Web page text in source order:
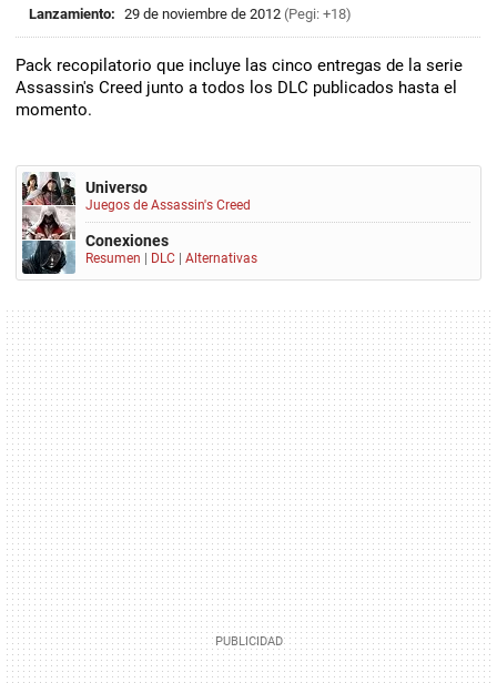
Lanzamiento: 29 de noviembre de 2012 (Pegi: +18)
Pack recopilatorio que incluye las cinco entregas de la serie
Assassin's Creed junto a todos los DLC publicados hasta el
momento.
Universo
Juegos de Assassin's Creed
Conexiones
Resumen DLC Alternativas